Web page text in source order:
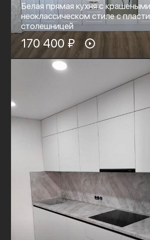
Белая прямая кухня с
неоклассическом стиле с
столешницей
170 400 ₽